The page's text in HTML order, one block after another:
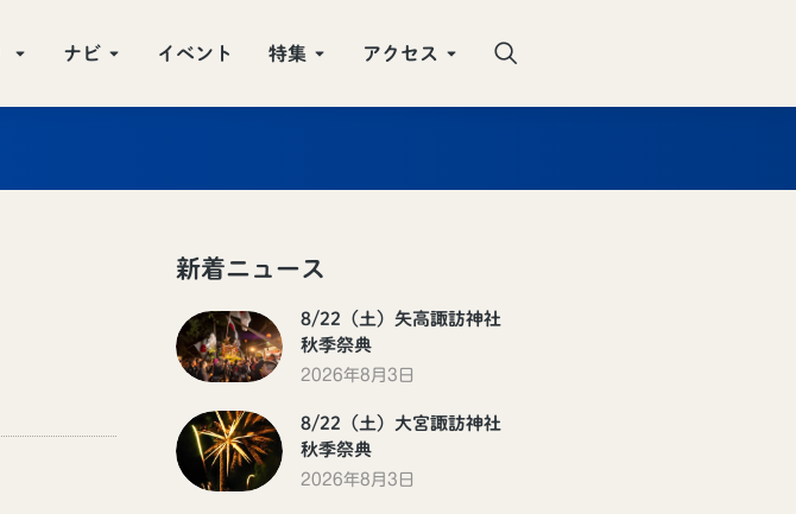
ナビ イベント 特集 アクセス
新着ニュース
8/22（土）矢高諏訪神社
秋季祭典
2026年8月3日
8/22（土）大宮諏訪神社
秋季祭典
2026年8月3日